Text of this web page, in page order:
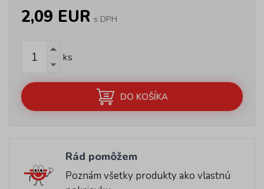
2,09 EUR s DPH
ks
DO KOŠÍKA
Rád pomôžem
Poznám všetky produkty ako vlastnú